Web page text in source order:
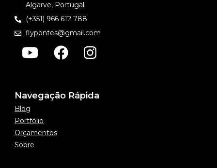
Algarve, Portugal
(+351) 966 612 788
flypontes@gmail.com
Navegação Rápida
Blog
Portfólio
Orçamentos
Sobre